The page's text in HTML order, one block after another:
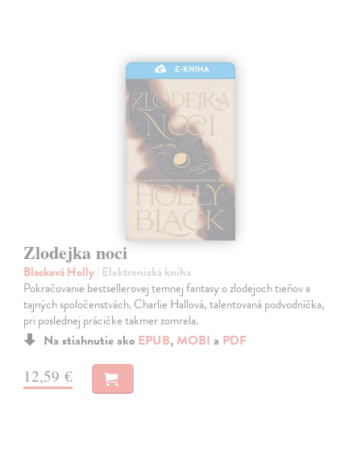
E-KNIHA
Zlodejka noci
Blacková Holly| Elektronická kniha
Pokračovanie bestsellerovej temnej fantasy o zlodejoch tieňov a
tajných spoločenstvách. Charlie Hallová, talentovaná podvodníčka,
pri poslednej prácičke takmer zomrela.
Na stiahnutie ako EPUB, MOBI a PDF
12,59 €